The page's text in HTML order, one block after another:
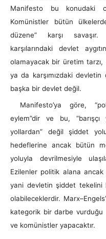
Manifesto bu konudaki
Komünistler bütün
düzene” karşı
karşılarındaki devlet
olamayacak bir üretim tarzı,
ya da karşımızdaki devletin
başka bir devlet değil.
Manifesto’ya göre,
eylem”dir ve bu, “barışçı
yollardan” değil şiddet
hedeflerine ancak bütün
yoluyla devrilmesiyle
Ezilenler politik alana
yani devletin şiddet tekelini
olabileceklerdir.
kategorik bir darbe vurduğu
ve komünistler yapacaktır.